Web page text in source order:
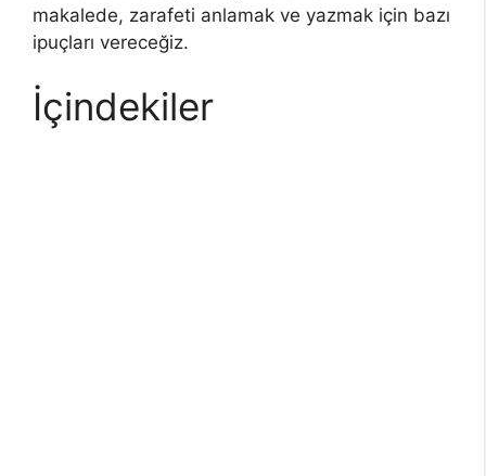
makalede, zarafeti anlamak ve yazmak için bazı
ipuçları vereceğiz.
İçindekiler